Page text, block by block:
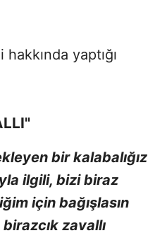
yaptığı
bir kalabalığız
ilgili, bizi biraz
için bağışlasın
zavallı